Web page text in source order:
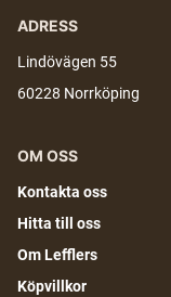
ADRESS
Lindövägen 55
60228 Norrköping
OM OSS
Kontakta oss
Hitta till oss
Om Lefflers
Köpvillkor